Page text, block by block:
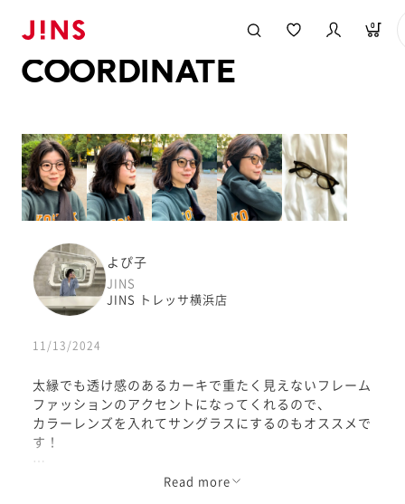
0
COORDINATE
よぴ子
JINS
JINS トレッサ横浜店
11/13/2024
太縁でも透け感のあるカーキで重たく見えないフレーム
ファッションのアクセントになってくれるので、
カラーレンズを入れてサングラスにするのもオススメで
す！
トレンドカラーの《ジャスミン》と反射を抑える《無敵
Read more